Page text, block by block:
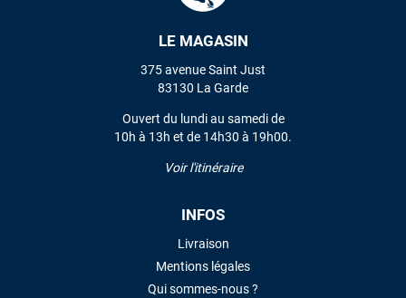
LE MAGASIN
375 avenue Saint Just
83130 La Garde
Ouvert du lundi au samedi de
10h à 13h et de 14h30 à 19h00.
Voir l'itinéraire
INFOS
Livraison
Mentions légales
Qui sommes-nous ?
VOIR TOUS LES AVIS
LAISSER UN AVIS